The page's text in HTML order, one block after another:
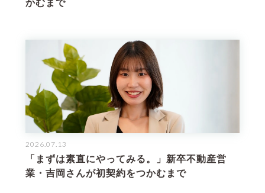
かむまで
2026.07.13
「まずは素直にやってみる。」新卒不動産営
業・吉岡さんが初契約をつかむまで